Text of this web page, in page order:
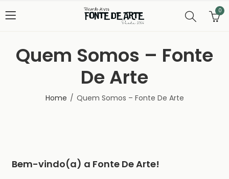
0
Quem Somos – Fonte
De Arte
Home Quem Somos – Fonte De Arte
Bem-vindo(a) a Fonte De Arte!